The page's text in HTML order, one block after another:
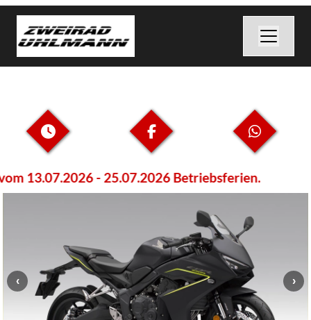
13.07.2026 - 25.07.2026 Betriebsferien.